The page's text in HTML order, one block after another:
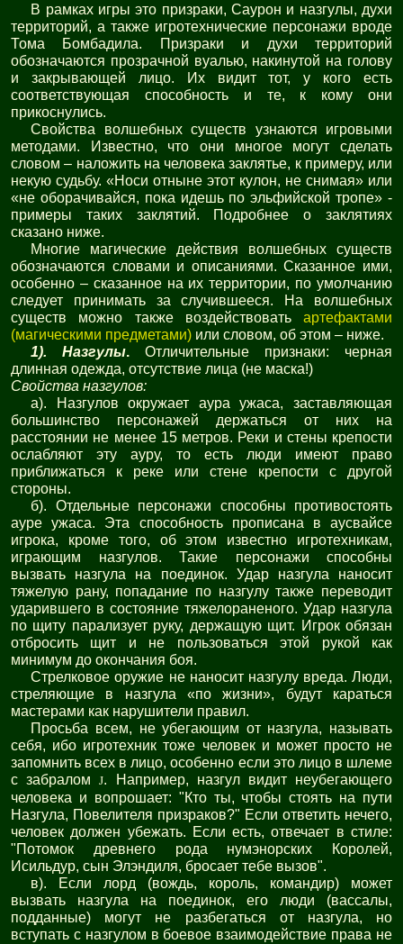
В рамках игры это призраки, Саурон и назгулы, духи
территорий, а также игротехнические персонажи вроде
Тома Бомбадила. Призраки и духи территорий
обозначаются прозрачной вуалью, накинутой на голову
и закрывающей лицо. Их видит тот, у кого есть
соответствующая способность и те, к кому они
прикоснулись.
Свойства волшебных существ узнаются игровыми
методами. Известно, что они многое могут сделать
словом – наложить на человека заклятье, к примеру, или
некую судьбу. «Носи отныне этот кулон, не снимая» или
«не оборачивайся, пока идешь по эльфийской тропе» -
примеры таких заклятий. Подробнее о заклятиях
сказано ниже.
Многие магические действия волшебных существ
обозначаются словами и описаниями. Сказанное ими,
особенно – сказанное на их территории, по умолчанию
следует принимать за случившееся. На волшебных
существ можно также воздействовать артефактами
(магическими предметами) или словом, об этом – ниже.
1).
Назгулы. Отличительные признаки: черная
длинная одежда, отсутствие лица (не маска!)
Свойства назгулов:
а). Назгулов окружает аура ужаса, заставляющая
большинство персонажей держаться от них на
расстоянии не менее 15 метров. Реки и стены крепости
ослабляют эту ауру, то есть люди имеют право
приближаться к реке или стене крепости с другой
стороны.
б). Отдельные персонажи способны противостоять
ауре ужаса. Эта способность прописана в аусвайсе
игрока, кроме того, об этом известно игротехникам,
играющим назгулов. Такие персонажи способны
вызвать назгула на поединок. Удар назгула наносит
тяжелую рану, попадание по назгулу также переводит
ударившего в состояние тяжелораненого. Удар назгула
по щиту парализует руку, держащую щит. Игрок обязан
отбросить щит и не пользоваться этой рукой как
минимум до окончания боя.
Стрелковое оружие не наносит назгулу вреда. Люди,
стреляющие в назгула «по жизни», будут караться
мастерами как нарушители правил.
Просьба всем, не убегающим от назгула, называть
себя, ибо игротехник тоже человек и может просто не
запомнить всех в лицо, особенно если это лицо в шлеме
с забраломJ. Например, назгул видит неубегающего
человека и вопрошает: "Кто ты, чтобы стоять на пути
Назгула, Повелителя призраков?" Если ответить нечего,
человек должен убежать. Если есть, отвечает в стиле:
"Потомок древнего рода нумэнорских Королей,
Исильдур, сын Элэндиля, бросает тебе вызов".
в). Если лорд (вождь, король, командир) может
вызвать назгула на поединок, его люди (вассалы,
подданные) могут не разбегаться от назгула, но
вступать с назгулом в боевое взаимодействие права не